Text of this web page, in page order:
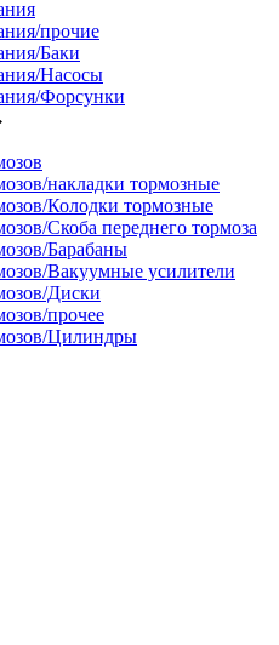
прочие
Баки
Насосы
Форсунки
накладки тормозные
Колодки тормозные
Скоба переднего тормоза
Барабаны
Вакуумные усилители
Диски
прочее
Цилиндры